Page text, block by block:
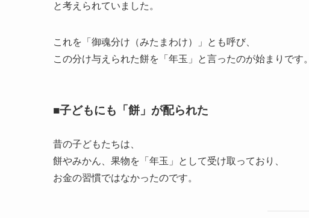
と考えられていました。
これを「御魂分け（みたまわけ）」とも呼び、
この分け与えられた餅を「年玉」と言ったのが始まりです。
■子どもにも「餅」が配られた
昔の子どもたちは、
餅やみかん、果物を「年玉」として受け取っており、
お金の習慣ではなかったのです。